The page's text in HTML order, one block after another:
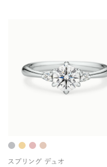
スプリング デュオ